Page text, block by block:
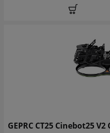
GEPRC CT25 Cinebot25